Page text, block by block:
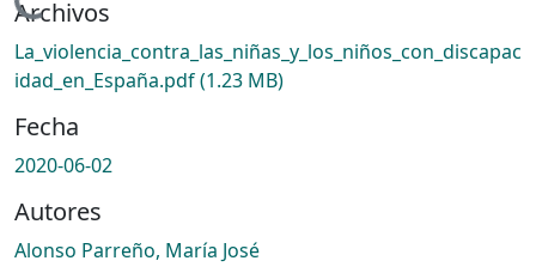
Archivos
La_violencia_contra_las_niñas_y_los_niños_con_discapac
idad_en_España.pdf(1.23 MB)
Fecha
2020-06-02
Autores
Alonso Parreño, María José